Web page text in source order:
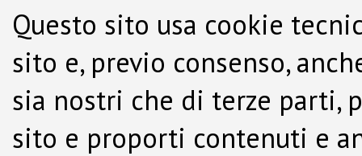
Questo sito usa cookie
sito e, previo consenso,
sia nostri che di terze parti,
sito e proporti contenuti e